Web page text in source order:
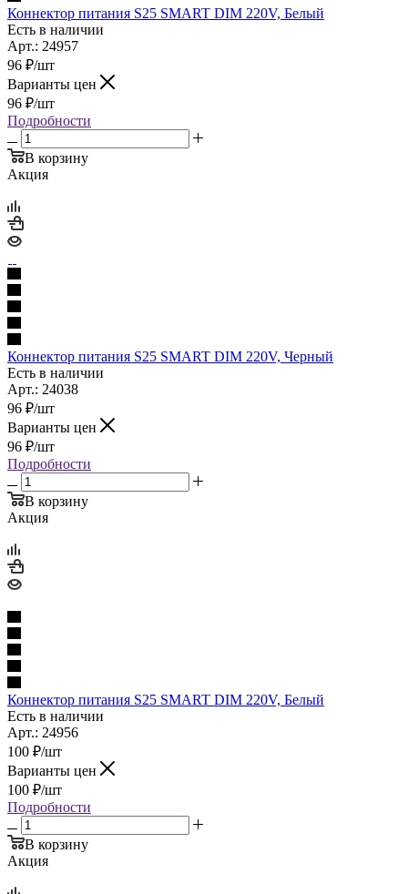
Коннектор питания S25 SMART DIM 220V, Белый
Есть в наличии
Арт.: 24957
96 ₽/шт
Варианты цен
96 ₽/шт
Подробности
В корзину
Акция
Коннектор питания S25 SMART DIM 220V, Черный
Есть в наличии
Арт.: 24038
96 ₽/шт
Варианты цен
96 ₽/шт
Подробности
В корзину
Акция
Коннектор питания S25 SMART DIM 220V, Белый
Есть в наличии
Арт.: 24956
100 ₽/шт
Варианты цен
100 ₽/шт
Подробности
В корзину
Акция